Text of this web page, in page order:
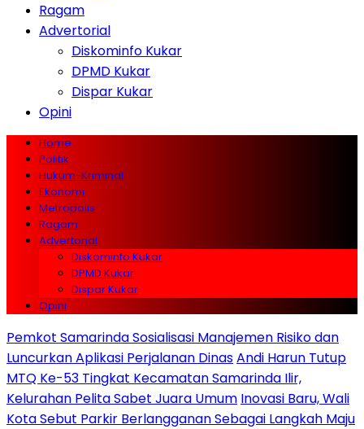
Ragam
Advertorial
Diskominfo Kukar
DPMD Kukar
Dispar Kukar
Opini
Home
Politik
Hukum-Kriminal
Ekonomi
Metropolis
Ragam
Advertorial
Diskominfo Kukar
DPMD Kukar
Dispar Kukar
Opini
Pemkot Samarinda Sosialisasi Manajemen Risiko dan
Luncurkan Aplikasi Perjalanan DinasAndi Harun Tutup
MTQ Ke-53 Tingkat Kecamatan Samarinda Ilir,
Kelurahan Pelita Sabet Juara Umum Inovasi Baru, Wali
Kota Sebut Parkir Berlangganan Sebagai Langkah Maju